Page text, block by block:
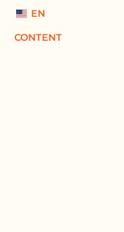
EN
CONTENT